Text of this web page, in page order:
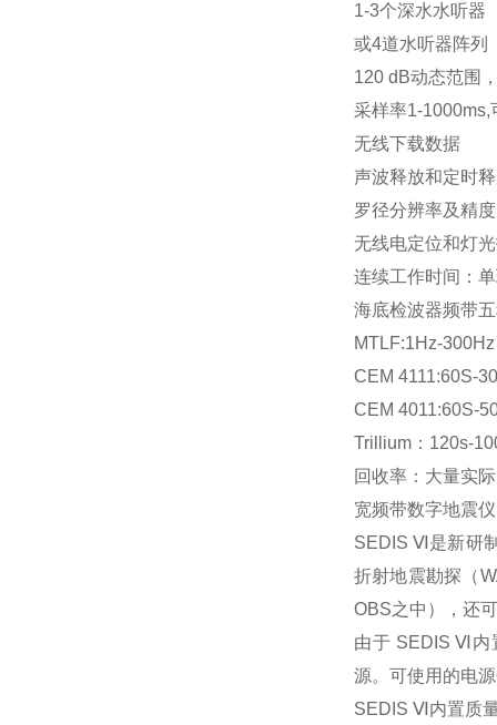
1-3个深水水听器
或4道水听器阵列
120 dB动态范围
采样率1-1000ms,
无线下载数据
声波释放和定时
罗径分辨率及精
无线电定位和灯
连续工作时间：
海底检波器频带
MTLF:1Hz-300Hz
CEM 4111:60S-
CEM 4011:60S-
Trillium：120s-
回收率：大量实
宽频带数字地震
SEDIS Ⅵ是新研
折射地震勘探（
OBS之中），还
由于 SEDIS Ⅵ内
源。可使用的电
SEDIS Ⅵ内置质